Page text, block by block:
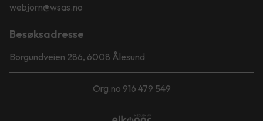
webjorn@wsas.no
Besøksadresse
Borgundveien 286, 6008 Ålesund
Org.no 916 479 549